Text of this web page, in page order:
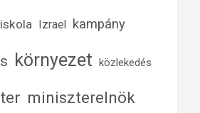
iskola Izrael kampány
környezet közlekedés
miniszterelnök